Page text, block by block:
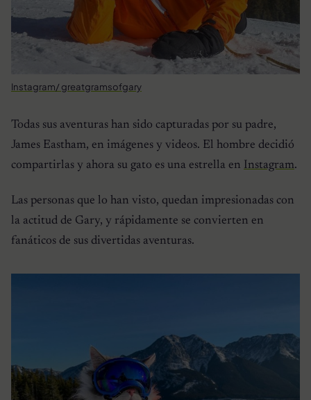
Instagram/ greatgramsofgary
Todas sus aventuras han sido capturadas por su padre,
James Eastham, en imágenes y videos. El hombre decidió
compartirlas y ahora su gato es una estrella en Instagram.
Las personas que lo han visto, quedan impresionadas con
la actitud de Gary, y rápidamente se convierten en
fanáticos de sus divertidas aventuras.